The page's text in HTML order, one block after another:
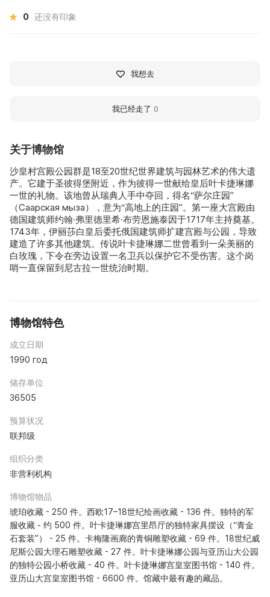
关于博物馆
沙皇村宫殿公园群是18至20世纪世界建筑与园林艺术的伟大遗
产。它建于圣彼得堡附近，作为彼得一世献给皇后叶卡捷琳娜
一世的礼物。该地曾从瑞典人手中夺回，得名“萨尔庄园”
（Саарская мыза），意为“高地上的庄园”。第一座大宫殿由
德国建筑师约翰·弗里德里希·布劳恩施泰因于1717年主持奠基。
1743年，伊丽莎白皇后委托俄国建筑师扩建宫殿与公园，导致
建造了许多其他建筑。传说叶卡捷琳娜二世曾看到一朵美丽的
白玫瑰，下令在旁边设置一名卫兵以保护它不受伤害。这个岗
哨一直保留到尼古拉一世统治时期。
博物馆特色
成立日期
1990 год
储存单位
36505
预算状况
联邦级
组织分类
非营利机构
博物馆物品
琥珀收藏 - 250 件。西欧17–18世纪绘画收藏 - 136 件。独特的军
服收藏 - 约 500 件。叶卡捷琳娜宫里昂厅的独特家具摆设（“青金
石套装”） - 25 件。卡梅隆画廊的青铜雕塑收藏 - 69 件。18世纪威
尼斯公园大理石雕塑收藏 - 27 件。叶卡捷琳娜公园与亚历山大公园
的独特公园小桥收藏 - 40 件。叶卡捷琳娜宫皇室图书馆 - 140 件。
亚历山大宫皇室图书馆 - 6600 件。馆藏中最有趣的藏品。
0 还没有印象
我想去
我已经走了 0